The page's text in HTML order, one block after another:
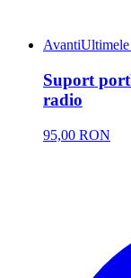
Avanti
Suport
radio
95,00 RON